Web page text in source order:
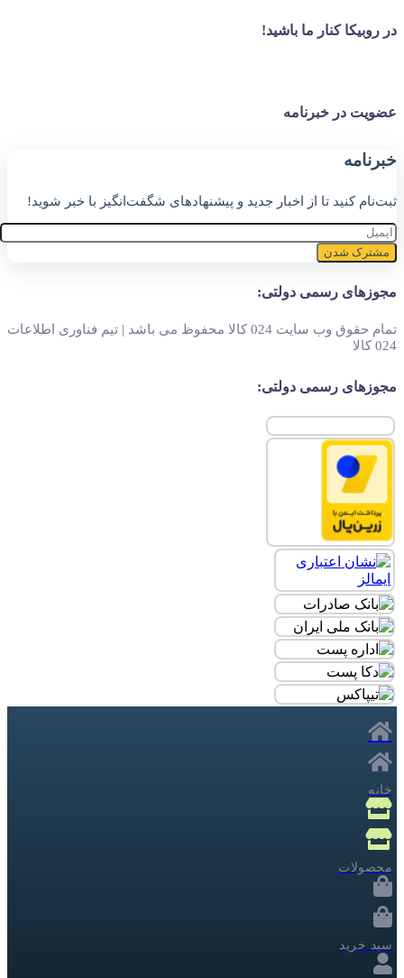
در روبیکا کنار ما باشید!
عضویت در خبرنامه
خبر‌نامه
ثبت‌نام کنید تا از اخبار جدید و پیشنهاد‌های شگفت‌انگیز با خبر شوید!
مشترک شدن
مجوزهای رسمی دولتی:
تمام حقوق وب سایت 024 کالا محفوظ می باشد | تیم فناوری اطلاعات
024 کالا
مجوزهای رسمی دولتی:
خانه
محصولات
سبد خرید